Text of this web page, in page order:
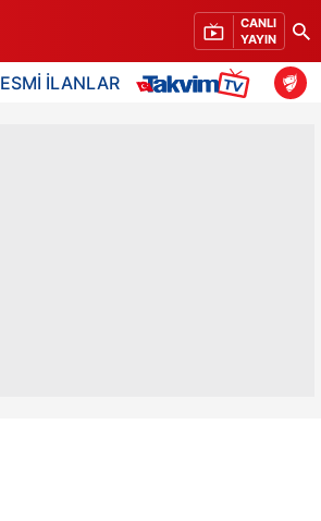
CANLI
YAYIN
İLANLAR